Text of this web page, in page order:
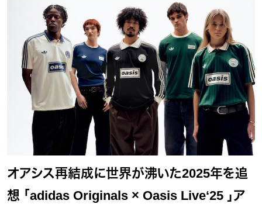
オアシス再結成に世界が沸いた2025年を追
想 「adidas Originals × Oasis Live‘25 」ア